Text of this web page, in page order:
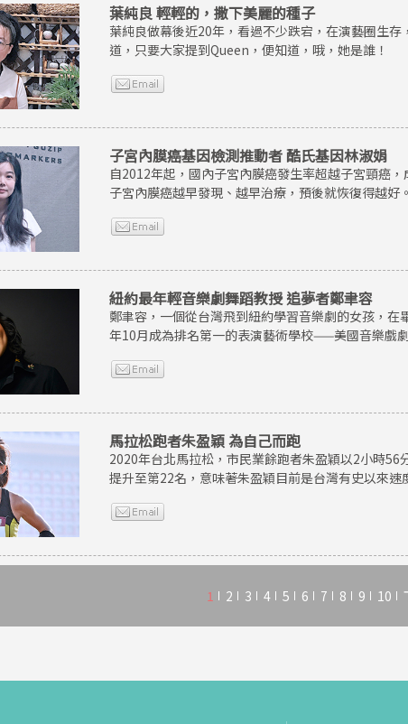
葉純良 輕輕的，撒下美麗的種子
葉純良做幕後近20年，看過不少跌宕，在演藝圈生
道，只要大家提到Queen，便知道，哦，她是誰！
子宮內膜癌基因檢測推動者 酷氏基因林淑娟
自2012年起，國內子宮內膜癌發生率超越子宮頸癌
子宮內膜癌越早發現、越早治療，預後就恢復得越好。
紐約最年輕音樂劇舞蹈教授 追夢者鄭聿容
鄭聿容，一個從台灣飛到紐約學習音樂劇的女孩，
年10月成為排名第一的表演藝術學校——美國音樂戲
馬拉松跑者朱盈穎 為自己而跑
2020年台北馬拉松，市民業餘跑者朱盈穎以2小時56
提升至第22名，意味著朱盈穎目前是台灣有史以來速
1 2 3 4 5 6 7 8 9 10